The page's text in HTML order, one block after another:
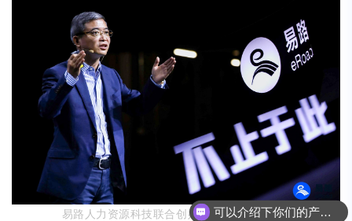
易路人力资源科技联合创始人兼总裁缪青先生 可以介绍下你们的产品么